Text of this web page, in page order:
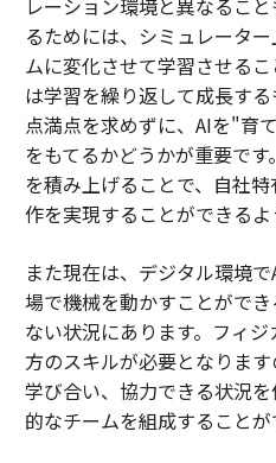
レーション環境と異なるこ
るためには、シミュレータ
ムに変化させて学習させる
は学習を繰り返して成長す
点満点を求めずに、AIを"育
をもてるかどうかが重要で
を積み上げることで、自社
作を実現することができるよ
また現在は、デジタル環境
場で機械を動かすことがで
ない状況にあります。フィ
方のスキルが必要となりま
学び合い、協力できる状況
的なチームを組成することが